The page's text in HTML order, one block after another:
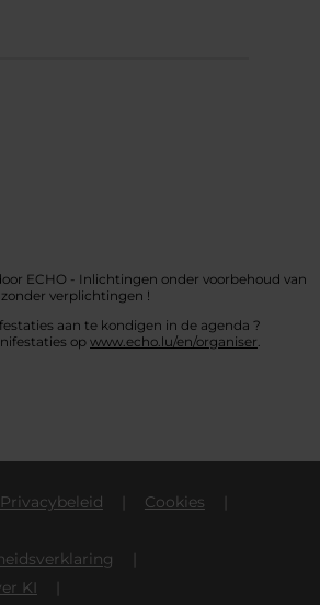
ECHO - Inlichtingen onder voorbehoud van
verplichtingen !
aan te kondigen in de agenda ?
op www.echo.lu/en/organiser.
Privacybeleid
Cookies
KI